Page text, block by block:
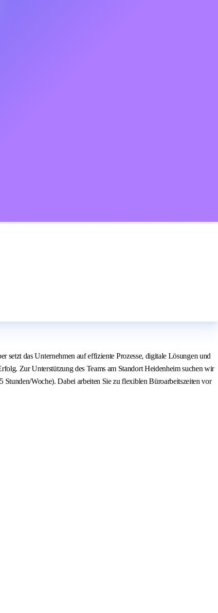
das Unternehmen auf effiziente Prozesse, digitale Lösungen und
Zur Unterstützung des Teams am Standort Heidenheim suchen wir
Woche). Dabei arbeiten Sie zu flexiblen Büroarbeitszeiten vor